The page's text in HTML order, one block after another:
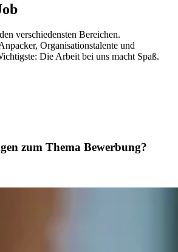
verschiedensten Bereichen.
Organisationstalente und
Die Arbeit bei uns macht Spaß.
zum Thema Bewerbung?